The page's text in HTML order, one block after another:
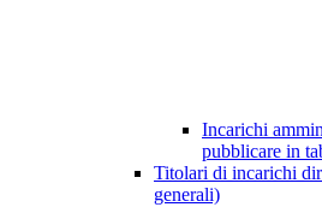
Incarichi
pubblicare in
Titolari di incarichi
generali)